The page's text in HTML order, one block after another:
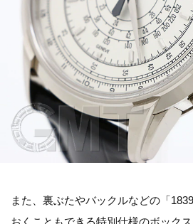
また、裏ぶたやバックルなどの「
おくこともできる特別仕様のボック